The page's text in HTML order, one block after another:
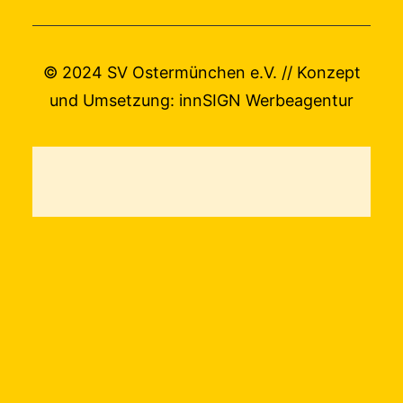
© 2024 SV Ostermünchen e.V. // Konzept
und Umsetzung: innSIGN Werbeagentur